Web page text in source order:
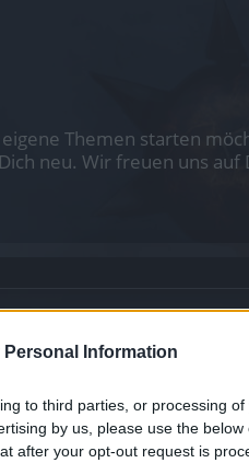
Personal Information
to third parties, or processing
by us, please use the
after your opt-out request is
Themen starten
neu. Wir freuen uns
(Dunkles Erbe)
mit Dark Legacy